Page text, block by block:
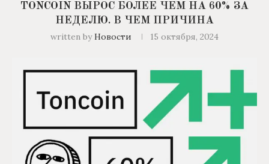
TONCOIN ВЫРОС БОЛЕЕ ЧЕМ НА 60% ЗА
НЕДЕЛЮ. В ЧЕМ ПРИЧИНА
written byНовости 15 октября, 2024